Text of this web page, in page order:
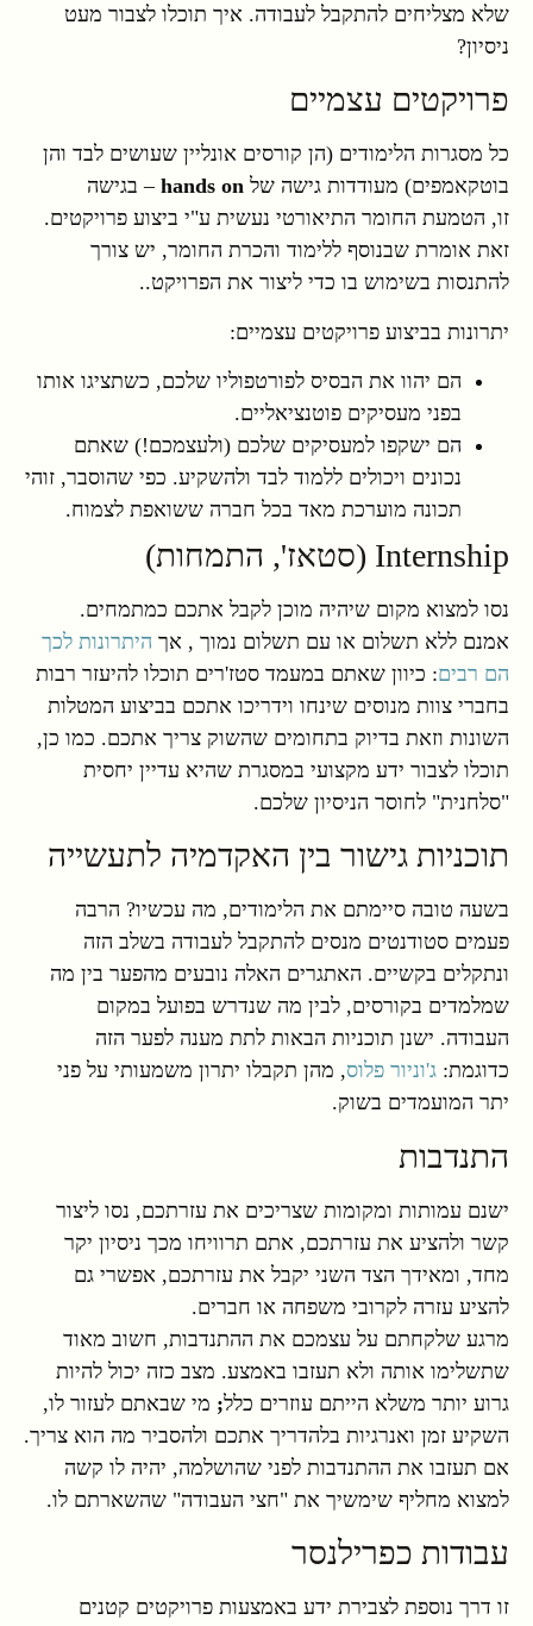
שלא מצליחים להתקבל לעבודה. איך תוכלו לצבור מעט
ניסיון?
פרויקטים עצמיים
כל מסגרות הלימודים (הן קורסים אונליין שעושים לבד והן
בוטקאמפים) מעודדות גישה של hands on – בגישה
זו, הטמעת החומר התיאורטי נעשית ע"י ביצוע פרויקטים.
זאת אומרת שבנוסף ללימוד והכרת החומר, יש צורך
להתנסות בשימוש בו כדי ליצור את הפרויקט..
יתרונות בביצוע פרויקטים עצמיים:
הם יהוו את הבסיס לפורטפוליו שלכם, כשתציגו אותו
בפני מעסיקים פוטנציאליים.
הם ישקפו למעסיקים שלכם (ולעצמכם!) שאתם
נכונים ויכולים ללמוד לבד ולהשקיע. כפי שהוסבר, זוהי
תכונה מוערכת מאד בכל חברה ששואפת לצמוח.
Internship (סטאז', התמחות)
נסו למצוא מקום שיהיה מוכן לקבל אתכם כמתמחים.
אמנם ללא תשלום או עם תשלום נמוך , אך היתרונות לכך
הם רבים: כיוון שאתם במעמד סטז'רים תוכלו להיעזר רבות
בחברי צוות מנוסים שינחו וידריכו אתכם בביצוע המטלות
השונות וזאת בדיוק בתחומים שהשוק צריך אתכם. כמו כן,
תוכלו לצבור ידע מקצועי במסגרת שהיא עדיין יחסית
"סלחנית" לחוסר הניסיון שלכם.
תוכניות גישור בין האקדמיה לתעשייה
בשעה טובה סיימתם את הלימודים, מה עכשיו? הרבה
פעמים סטודנטים מנסים להתקבל לעבודה בשלב הזה
ונתקלים בקשיים. האתגרים האלה נובעים מהפער בין מה
שמלמדים בקורסים, לבין מה שנדרש בפועל במקום
העבודה. ישנן תוכניות הבאות לתת מענה לפער הזה
כדוגמת: ג'וניור פלוס, מהן תקבלו יתרון משמעותי על פני
יתר המועמדים בשוק.
התנדבות
ישנם עמותות ומקומות שצריכים את עזרתכם, נסו ליצור
קשר ולהציע את עזרתכם, אתם תרוויחו מכך ניסיון יקר
מחד, ומאידך הצד השני יקבל את עזרתכם, אפשרי גם
להציע עזרה לקרובי משפחה או חברים.
מרגע שלקחתם על עצמכם את ההתנדבות, חשוב מאוד
שתשלימו אותה ולא תעזבו באמצע. מצב כזה יכול להיות
גרוע יותר משלא הייתם עוזרים כלל; מי שבאתם לעזור לו,
השקיע זמן ואנרגיות בלהדריך אתכם ולהסביר מה הוא צריך.
אם תעזבו את ההתנדבות לפני שהושלמה, יהיה לו קשה
למצוא מחליף שימשיך את "חצי העבודה" שהשארתם לו.
עבודות כפרילנסר
זו דרך נוספת לצבירת ידע באמצעות פרויקטים קטנים